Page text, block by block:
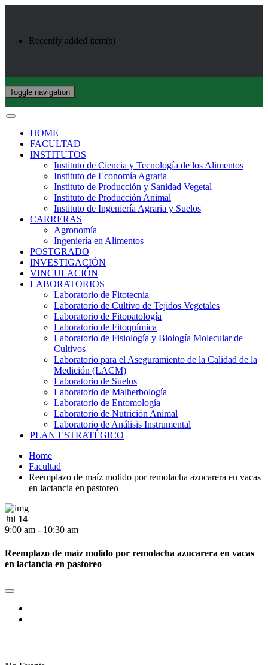
Recently added item(s)
Toggle navigation
HOME
FACULTAD
INSTITUTOS
Instituto de Ciencia y Tecnología de los Alimentos
Instituto de Economía Agraria
Instituto de Producción y Sanidad Vegetal
Instituto de Producción Animal
Instituto de Ingeniería Agraria y Suelos
CARRERAS
Agronomía
Ingeniería en Alimentos
POSTGRADO
INVESTIGACIÓN
VINCULACIÓN
LABORATORIOS
Laboratorio de Fitotecnia
Laboratorio de Cultivo de Tejidos Vegetales
Laboratorio de Fitopatología
Laboratorio de Fitoquímica
Laboratorio de Fisiología y Biología Molecular de
Cultivos
Laboratorio para el Aseguramiento de la Calidad de la
Medición (LACM)
Laboratorio de Suelos
Laboratorio de Malherbología
Laboratorio de Entomología
Laboratorio de Nutrición Animal
Laboratorio de Análisis Instrumental
PLAN ESTRATÉGICO
Home
Facultad
Reemplazo de maíz molido por remolacha azucarera en vacas
en lactancia en pastoreo
Jul 14
9:00 am - 10:30 am
Reemplazo de maíz molido por remolacha azucarera en vacas
en lactancia en pastoreo